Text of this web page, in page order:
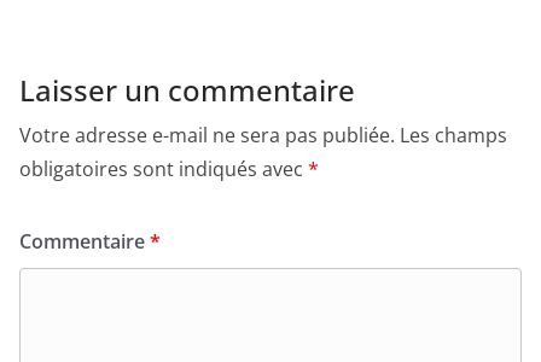
Laisser un commentaire
Votre adresse e-mail ne sera pas publiée. Les champs
obligatoires sont indiqués avec *
Commentaire*